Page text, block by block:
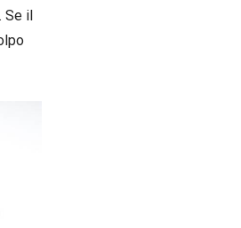
Se il